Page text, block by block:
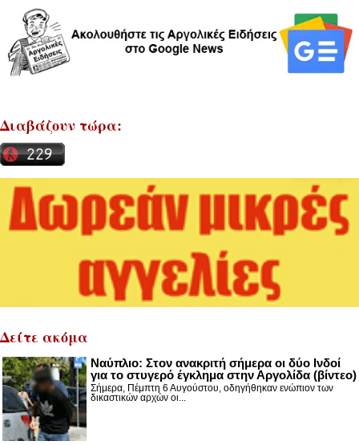
Διαβάζουν τώρα:
Δείτε ακόμα
Nαύπλιο: Στον ανακριτή σήμερα οι δύο Ινδοί
για το στυγερό έγκλημα στην Αργολίδα (βίντεο)
Σήμερα, Πέμπτη 6 Αυγούστου, οδηγήθηκαν ενώπιον των
δικαστικών αρχών οι...